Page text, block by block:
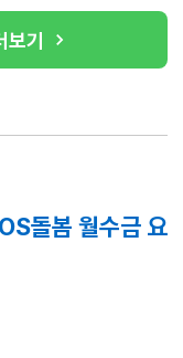
보기
돌봄 월수금 요